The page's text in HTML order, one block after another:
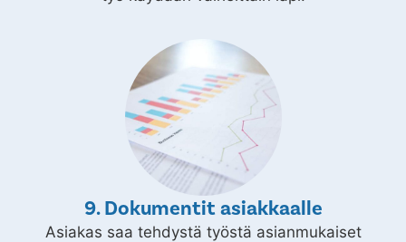
9. Dokumentit asiakkaalle
Asiakas saa tehdystä työstä asianmukaiset